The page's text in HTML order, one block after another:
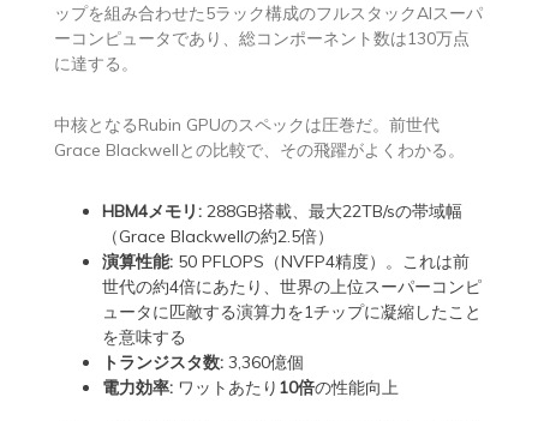
ップを組み合わせた5ラック構成のフルスタックAIスーパ
ーコンピュータであり、総コンポーネント数は130万点
に達する。
中核となるRubin GPUのスペックは圧巻だ。前世代
Grace Blackwellとの比較で、その飛躍がよくわかる。
HBM4メモリ:288GB搭載、最大22TB/sの帯域幅
（Grace Blackwellの約2.5倍）
演算性能:50 PFLOPS（NVFP4精度）。これは前
世代の約4倍にあたり、世界の上位スーパーコンピ
ュータに匹敵する演算力を1チップに凝縮したこと
を意味する
トランジスタ数:3,360億個
電力効率:ワットあたり 10倍の性能向上